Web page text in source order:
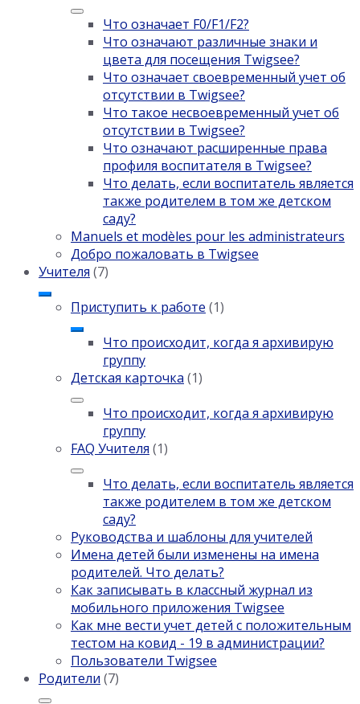
Что означает F0/F1/F2?
Что означают различные знаки и
цвета для посещения Twigsee?
Что означает своевременный учет об
отсутствии в Twigsee?
Что такое несвоевременный учет об
отсутствии в Twigsee?
Что означают расширенные права
профиля воспитателя в Twigsee?
Что делать, если воспитатель является
также родителем в том же детском
саду?
Manuels et modèles pour les administrateurs
Добро пожаловать в Twigsee
Учителя (7)
Приступить к работе (1)
Что происходит, когда я архивирую
группу
Детская карточка (1)
Что происходит, когда я архивирую
группу
FAQ Учителя (1)
Что делать, если воспитатель является
также родителем в том же детском
саду?
Руководства и шаблоны для учителей
Имена детей были изменены на имена
родителей. Что делать?
Как записывать в классный журнал из
мобильного приложения Twigsee
Как мне вести учет детей с положительным
тестом на ковид - 19 в администрации?
Пользователи Twigsee
Родители (7)